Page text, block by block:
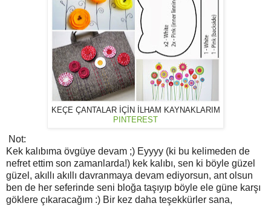
KEÇE ÇANTALAR İÇİN İLHAM KAYNAKLARIM
PINTEREST
Not:
Kek kalıbıma övgüye devam ;) Eyyyy (ki bu kelimeden de
nefret ettim son zamanlarda!) kek kalıbı, sen ki böyle güzel
güzel, akıllı akıllı davranmaya devam ediyorsun, ant olsun
ben de her seferinde seni bloğa taşıyıp böyle ele güne karşı
göklere çıkaracağım :) Bir kez daha teşekkürler sana,